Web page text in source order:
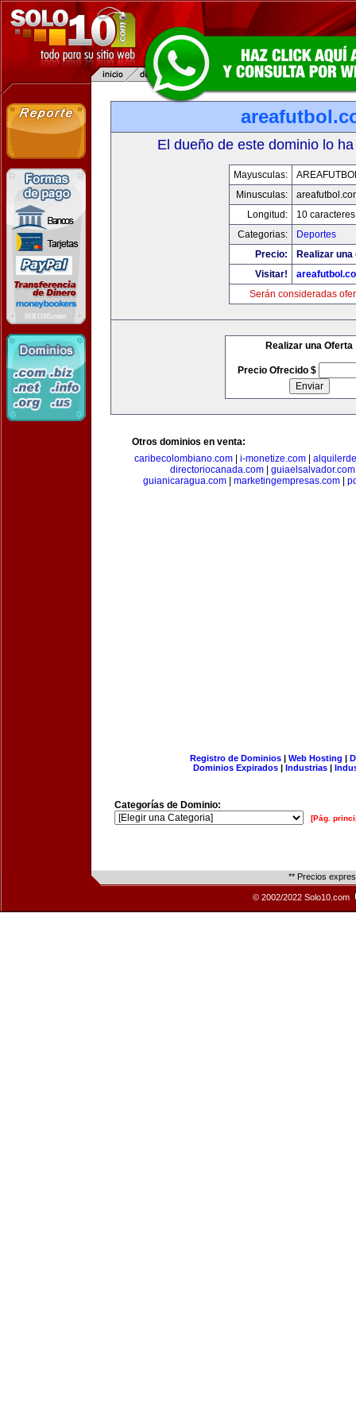
El dueño de este dominio lo
Mayusculas:
Minusculas:
Longitud:
10 caracteres
Categorias:
Deportes
Precio:
Realizar
Visitar!
Serán consideradas
Realizar una Oferta
Precio Ofrecido $
Otros dominios en venta:
caribecolombiano.com
i-monetize.com
directoriocanada.com
guiaelsalvador.com
guianicaragua.com
marketingempresas.com
Registro de Dominios| Web Hosting |
Dominios Expirados | Industrias |
Categorías de Dominio:
[Pág.
** Precios
© 2002/2022 Solo10.com